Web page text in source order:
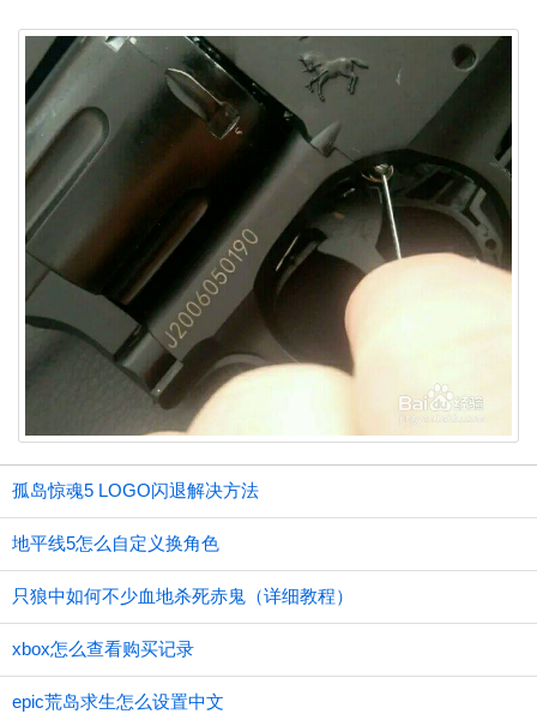
孤岛惊魂5 LOGO闪退解决方法
地平线5怎么自定义换角色
只狼中如何不少血地杀死赤鬼（详细教程）
xbox怎么查看购买记录
epic荒岛求生怎么设置中文